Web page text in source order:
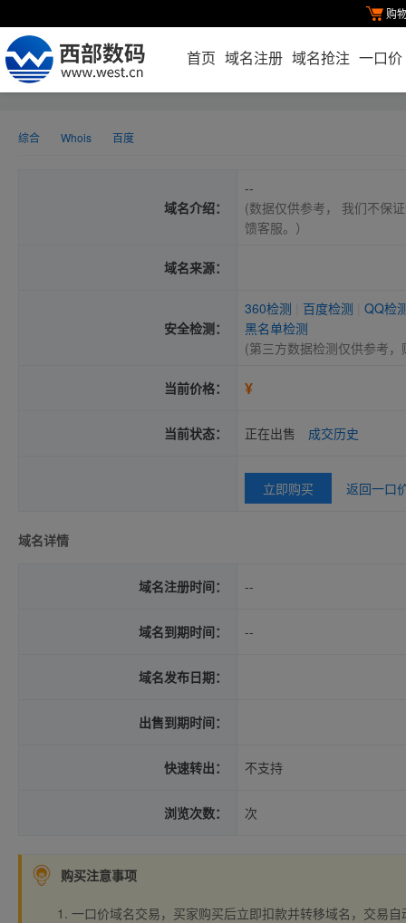
购
首页 域名注册 域名抢注 一口价
综合 Whois 百度
域名介绍：
--
(数据仅供参考， 我们不保
馈客服。）
域名来源：
安全检测：
360检测 百度检测
QQ检
黑名单检测
(第三方数据检测仅供参考
当前价格： ¥
当前状态： 正在出售 成交历史
立即购买 返回一口
域名详情
域名注册时间： --
域名到期时间： --
域名发布日期：
出售到期时间：
快速转出： 不支持
浏览次数： 次
购买注意事项
一口价域名交易，买家购买后立即扣款并转移域名，交易